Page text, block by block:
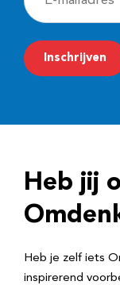
-
m
a
r
e
Inschrijven
Heb jij
Heb je zelf iets
inspirerend